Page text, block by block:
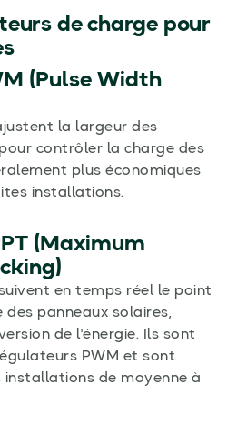
de charge pour
(Pulse Width
la largeur des
contrôler la charge des
plus économiques
installations.
(Maximum
en temps réel le point
des panneaux solaires,
de l'énergie. Ils sont
PWM et sont
installations de moyenne à